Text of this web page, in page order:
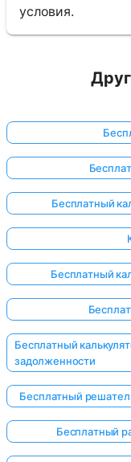
условия.
Бесплатный
Бесплатный
Бесплатный
задолженности
Бесплатный
Бесплатный